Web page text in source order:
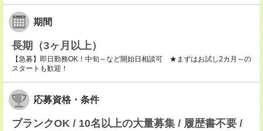
期間
長期（3ヶ月以上）
【急募】即日勤務OK！中旬～など開始日相談可 ★まずはお試し2カ月～の
スタートも歓迎！
応募資格・条件
ブランクOK / 10名以上の大量募集 / 履歴書不要 /